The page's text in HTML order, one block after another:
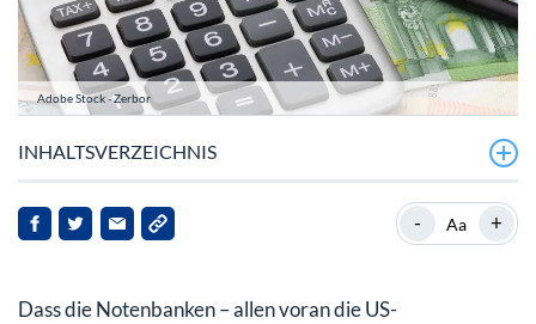
Adobe Stock - Zerbor
INHALTSVERZEICHNIS
Welche Impulse gehen von der Powell-Rede aus?
- Aa +
Dass die Notenbanken – allen voran die US-